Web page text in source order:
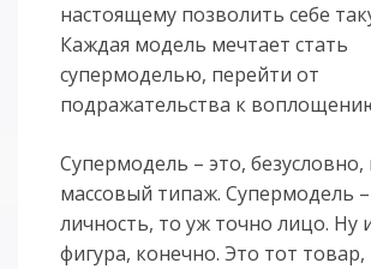
настоящему позволить себе
Каждая модель мечтает стать
супермоделью, перейти от
подражательства к
Супермодель – это, безусловно,
массовый типаж. Супермодель –
личность, то уж точно лицо. Ну
фигура, конечно. Это тот